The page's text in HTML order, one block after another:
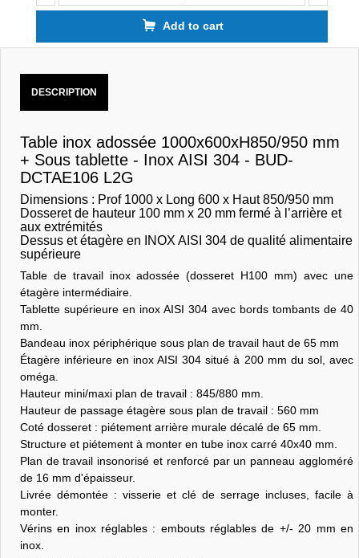
Add to cart
DESCRIPTION
Table inox adossée 1000x600xH850/950 mm
+ Sous tablette - Inox AISI 304 - BUD-
DCTAE106 L2G
Dimensions : Prof 1000 x Long 600 x Haut 850/950 mm
Dosseret de hauteur 100 mm x 20 mm fermé à l’arrière et
aux extrémités
Dessus et étagère en INOX AISI 304 de qualité alimentaire
supérieure
Table de travail inox adossée (dosseret H100 mm) avec une
étagère intermédiaire.
Tablette supérieure en inox AISI 304 avec bords tombants de 40
mm.
Bandeau inox périphérique sous plan de travail haut de 65 mm
Étagère inférieure en inox AISI 304 situé à 200 mm du sol, avec
oméga.
Hauteur mini/maxi plan de travail : 845/880 mm.
Hauteur de passage étagère sous plan de travail : 560 mm
Coté dosseret : piétement arrière murale décalé de 65 mm.
Structure et piétement à monter en tube inox carré 40x40 mm.
Plan de travail insonorisé et renforcé par un panneau aggloméré
de 16 mm d'épaisseur.
Livrée démontée : visserie et clé de serrage incluses, facile à
monter.
Vérins en inox réglables : embouts réglables de +/- 20 mm en
inox.